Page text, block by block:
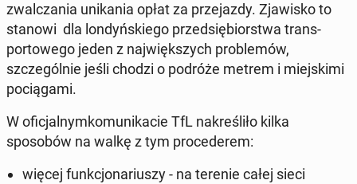
zwal­cza­nia unika­nia opłat za prze­jazdy. Zjawisko to
stanowi dla londyńskiego przed­siębiorstwa trans­
portowego jeden z na­jwięk­szych prob­lemów,
szczegól­nie jeśli chodzi o podróże metrem i miejski­mi
pociąga­mi.
W ofic­jal­nymko­mu­nika­cie TfL nakreśliło kilka
sposobów na walkę z tym pro­ced­erem:
więcej funkcjonar­iuszy - na terenie całej sieci